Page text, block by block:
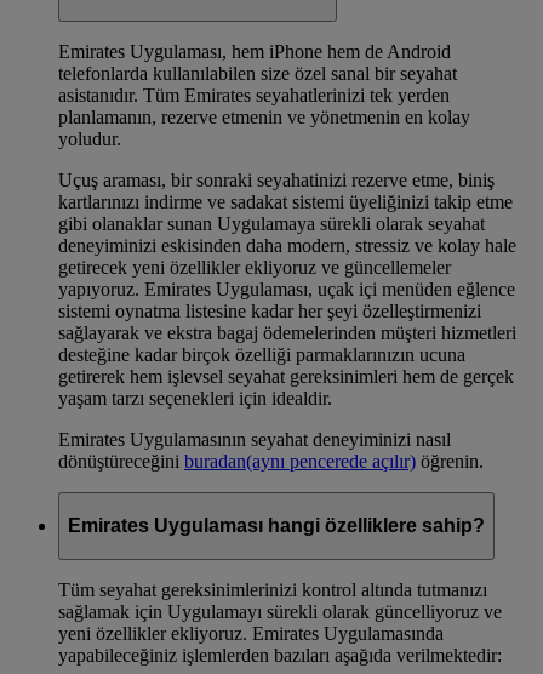
Emirates Uygulaması, hem iPhone hem de Android
telefonlarda kullanılabilen size özel sanal bir seyahat
asistanıdır. Tüm Emirates seyahatlerinizi tek yerden
planlamanın, rezerve etmenin ve yönetmenin en kolay
yoludur.
Uçuş araması, bir sonraki seyahatinizi rezerve etme, biniş
kartlarınızı indirme ve sadakat sistemi üyeliğinizi takip etme
gibi olanaklar sunan Uygulamaya sürekli olarak seyahat
deneyiminizi eskisinden daha modern, stressiz ve kolay hale
getirecek yeni özellikler ekliyoruz ve güncellemeler
yapıyoruz. Emirates Uygulaması, uçak içi menüden eğlence
sistemi oynatma listesine kadar her şeyi özelleştirmenizi
sağlayarak ve ekstra bagaj ödemelerinden müşteri hizmetleri
desteğine kadar birçok özelliği parmaklarınızın ucuna
getirerek hem işlevsel seyahat gereksinimleri hem de gerçek
yaşam tarzı seçenekleri için idealdir.
Emirates Uygulamasının seyahat deneyiminizi nasıl
dönüştüreceğini buradan(aynı pencerede açılır) öğrenin.
Emirates Uygulaması hangi özelliklere sahip?
Tüm seyahat gereksinimlerinizi kontrol altında tutmanızı
sağlamak için Uygulamayı sürekli olarak güncelliyoruz ve
yeni özellikler ekliyoruz. Emirates Uygulamasında
yapabileceğiniz işlemlerden bazıları aşağıda verilmektedir: